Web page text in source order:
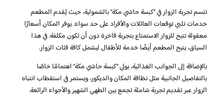
تتسم تجربة الزوار في “كبسة حاشي مكة” بالشمولية، حيث يُقدم المطعم
خدمات تلبي توقعات العائلات والأفراد على حد سواء. يوفر المكان أسعارًا
معقولة تتيح للزوار الاستمتاع بتجربة فاخرة دون أن تكون مكلفة. في هذا
السياق، يتيح المطعم أيضًا خدمة للأطفال ليشمل كافة فئات الزوار.
بالإضافة إلى الجوانب الغذائية، يولي “كبسة حاشي مكة” اهتمامًا خاصًا
بالتفاصيل الجانبية مثل نظافة المكان والديكور، ويستمر في استقطاب انتباه
الزوار عبر تقديم تجربة شاملة تجمع بين الطهي الشهير والأجواء الرائعة.